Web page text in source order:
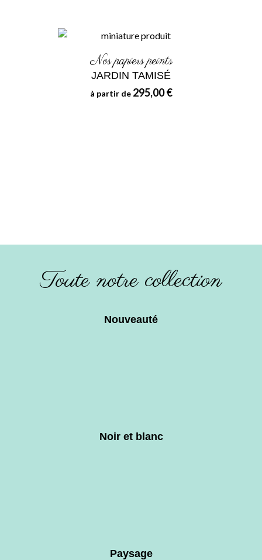
Nos papiers peints
JARDIN TAMISÉ
à partir de 295,00 €
Toute notre collection
Nouveauté
Noir et blanc
Paysage